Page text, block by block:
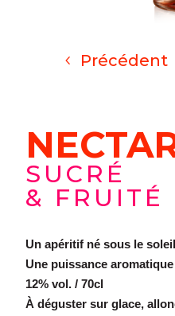
Précédent
SUCRÉ
& FRUITÉ
Un apéritif né sous le
Une puissance
12% vol. / 70cl
À déguster sur glace,